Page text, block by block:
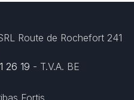
Route de Rochefort 241
26 19 - T.V.A. BE
Fortis